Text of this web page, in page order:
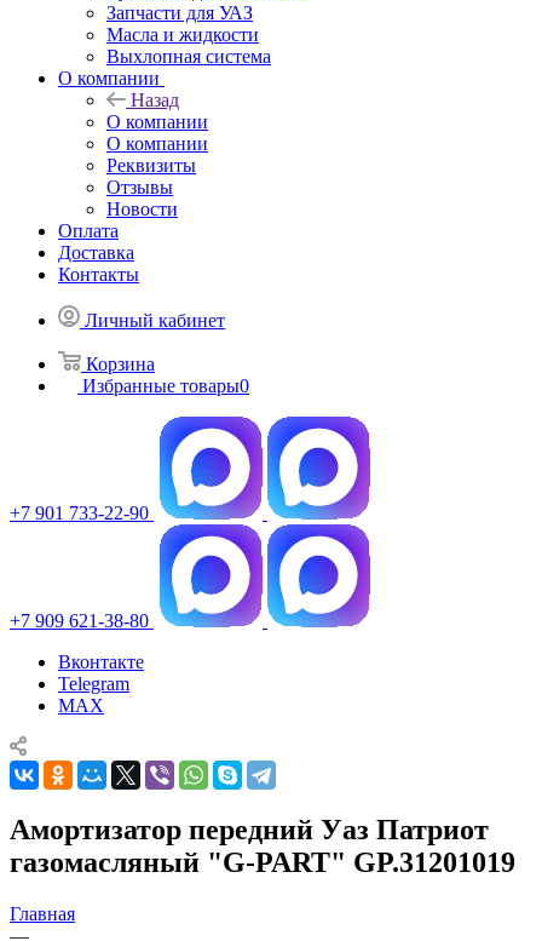
Запчасти для УАЗ
Масла и жидкости
Выхлопная система
О компании
Назад
О компании
О компании
Реквизиты
Отзывы
Новости
Оплата
Доставка
Контакты
Личный кабинет
Корзина
Избранные товары0
+7 901 733-22-90
+7 909 621-38-80
Вконтакте
Telegram
MAX
Амортизатор передний Уаз Патриот
газомасляный "G-PART" GP.31201019
Главная
—